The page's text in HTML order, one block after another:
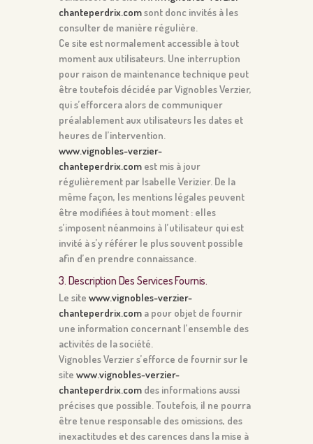
chanteperdrix.comsont donc invités à les
consulter de manière régulière.
Ce site est normalement accessible à tout
moment aux utilisateurs. Une interruption
pour raison de maintenance technique peut
être toutefois décidée par Vignobles Verzier,
qui s’efforcera alors de communiquer
préalablement aux utilisateurs les dates et
heures de l’intervention.
www.vignobles-verzier-
chanteperdrix.com est mis à jour
régulièrement par Isabelle Verizier. De la
même façon, les mentions légales peuvent
être modifiées à tout moment : elles
s’imposent néanmoins à l’utilisateur qui est
invité à s’y référer le plus souvent possible
afin d’en prendre connaissance.
3. Description Des Services Fournis.
Le site www.vignobles-verzier-
chanteperdrix.com a pour objet de fournir
une information concernant l’ensemble des
activités de la société.
Vignobles Verzier s’efforce de fournir sur le
site www.vignobles-verzier-
chanteperdrix.com des informations aussi
précises que possible. Toutefois, il ne pourra
être tenue responsable des omissions, des
inexactitudes et des carences dans la mise à